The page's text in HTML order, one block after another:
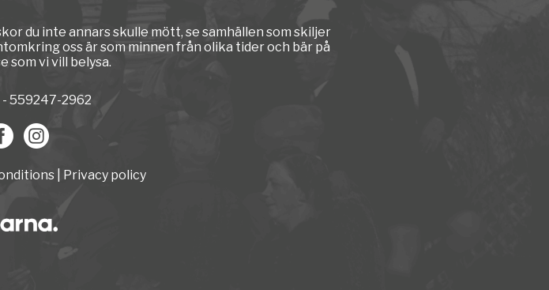
du inte annars skulle mött, se samhällen som skiljer
oss är som minnen från olika tider och bär på
som vi vill belysa.
- 559247-2962
Privacy policy